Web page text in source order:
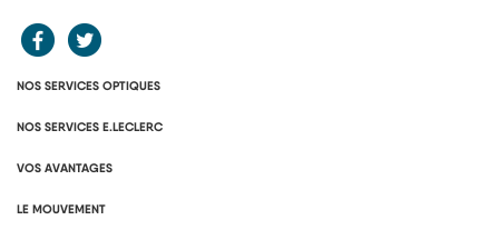
Redirection vers le compte Facebook E.Leclerc
NOS SERVICES OPTIQUES
NOS SERVICES E.LECLERC
VOS AVANTAGES
LE MOUVEMENT